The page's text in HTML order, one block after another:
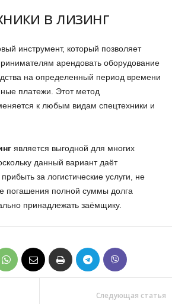
в лизинг
инструмент, который позволяет
арендовать оборудование
на определенный период времени
платежи. Этот метод
к любым видам спецтехники и
является выгодной для многих
данный вариант даёт
за логистические услуги, не
погашения полной суммы долга
принадлежать заёмщику.
Следующая статья